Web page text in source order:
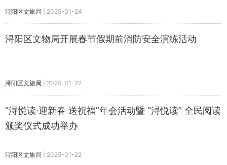
浔阳区文旅局 2025-01-24
浔阳区文物局开展春节假期前消防安全演练活动
浔阳区文旅局 2025-01-22
“浔悦读·迎新春 送祝福”年会活动暨 “浔悦读” 全民阅读
颁奖仪式成功举办
浔阳区文旅局 2025-01-22